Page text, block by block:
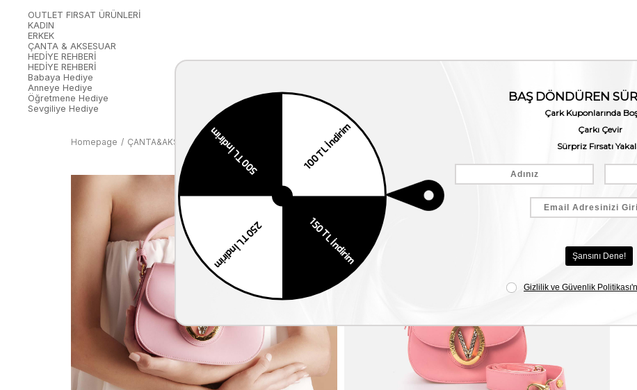
OUTLET FIRSAT ÜRÜNLERİ
KADIN
ERKEK
ÇANTA & AKSESUAR
HEDİYE REHBERİ
HEDİYE REHBERİ
Babaya Hediye
Anneye Hediye
Öğretmene Hediye
Sevgiliye Hediye
Homepage ÇANTA&AKSESUAR KADIN Valentino Orlandi Kadın Hakiki Deri Pembe Omuz Çantası
Valentino Orlandi